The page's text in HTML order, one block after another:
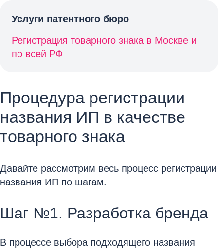
Услуги патентного бюро
Регистрация товарного знака в Москве и
по всей РФ
Процедура регистрации
названия ИП в качестве
товарного знака
Давайте рассмотрим весь процесс регистрации
названия ИП по шагам.
Шаг №1. Разработка бренда
В процессе выбора подходящего названия